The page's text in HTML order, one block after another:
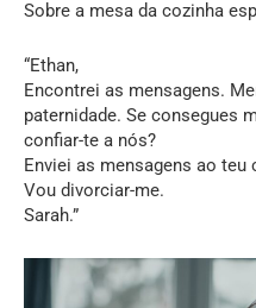
Sobre a mesa da cozinha
“Ethan,
Encontrei as mensagens.
paternidade. Se consegues
confiar-te a nós?
Enviei as mensagens ao
Vou divorciar-me.
Sarah.”